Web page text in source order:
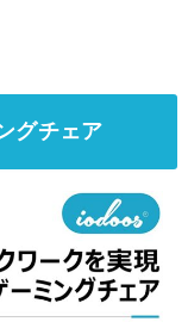
グチェア